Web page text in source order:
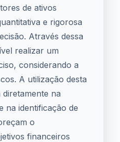
de ativos
e rigorosa
Através dessa
realizar um
considerando a
A utilização desta
na
na identificação de
o
financeiros